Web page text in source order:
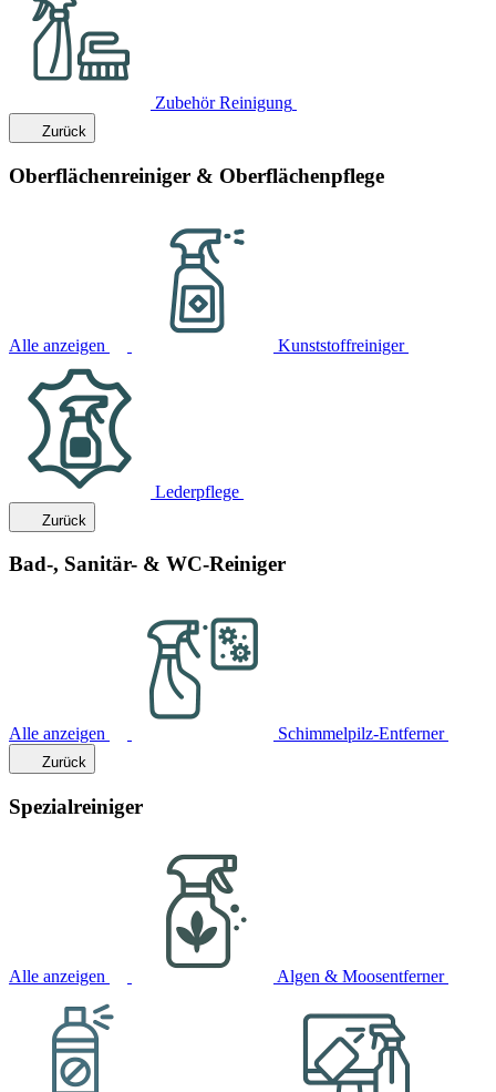
Zubehör Reinigung
Zurück
Oberflächenreiniger & Oberflächenpflege
Alle anzeigen Kunststoffreiniger
Lederpflege
Zurück
Bad-, Sanitär- & WC-Reiniger
Alle anzeigen Schimmelpilz-Entferner
Zurück
Spezialreiniger
Alle anzeigen Algen & Moosentferner